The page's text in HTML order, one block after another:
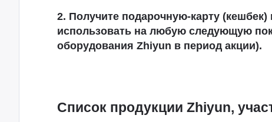
2. Получите подарочную-карту (кешбек)
использовать на любую следующую
оборудования Zhiyun в период акции).
Список продукции Zhiyun,